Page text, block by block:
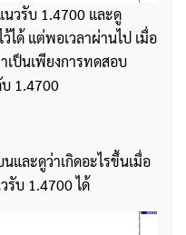
นวรับ 1.4700 และดู
ได้ แต่พอเวลาผ่านไป เมื่อ
เป็นเพียงการทดสอบ
1.4700
และดูว่าเกิดอะไรขึ้นเมื่อ
รับ 1.4700 ได้